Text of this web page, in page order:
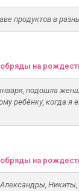
продуктов в
обряды на
подошла
ребёнку, когда я
обряды на
Никиты,